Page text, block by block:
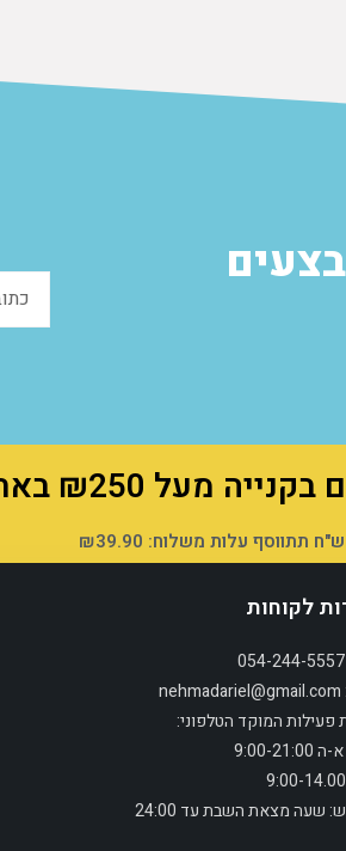
מעל ₪250 באתר!
לקוחות
פעילות המוקד הטלפוני:
21:00
שעה מצאת השבת עד 24:00